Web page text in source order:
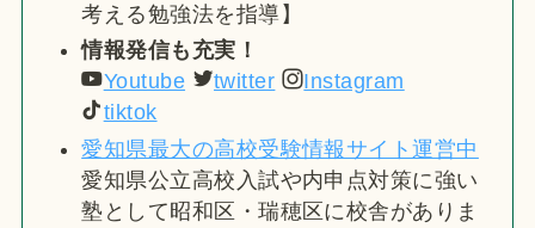
考える勉強法を指導】
情報発信も充実！
Youtube
twitter
Instagram
tiktok
愛知県最大の高校受験情報サイト運営中
愛知県公立高校入試や内申点対策に強い
塾として昭和区・瑞穂区に校舎がありま